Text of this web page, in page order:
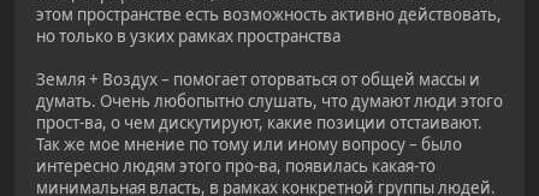
этом пространстве есть возможность активно действовать,
но только в узких рамках пространства
Земля + Воздух – помогает оторваться от общей массы и
думать. Очень любопытно слушать, что думают люди этого
прост-ва, о чем дискутируют, какие позиции отстаивают.
Так же мое мнение по тому или иному вопросу – было
интересно людям этого про-ва, появилась какая-то
минимальная власть, в рамках конкретной группы людей.